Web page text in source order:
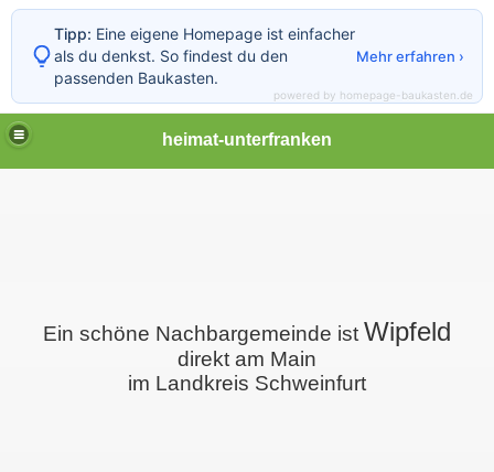
heimat-unterfranken
Ein schöne Nachbargemeinde ist Wipfeld
direkt am Main
im Landkreis Schweinfurt
Tipp: Eine eigene Homepage ist einfacher
als du denkst. So findest du den
passenden Baukasten.
Mehr erfahren ›
powered by homepage-baukasten.de